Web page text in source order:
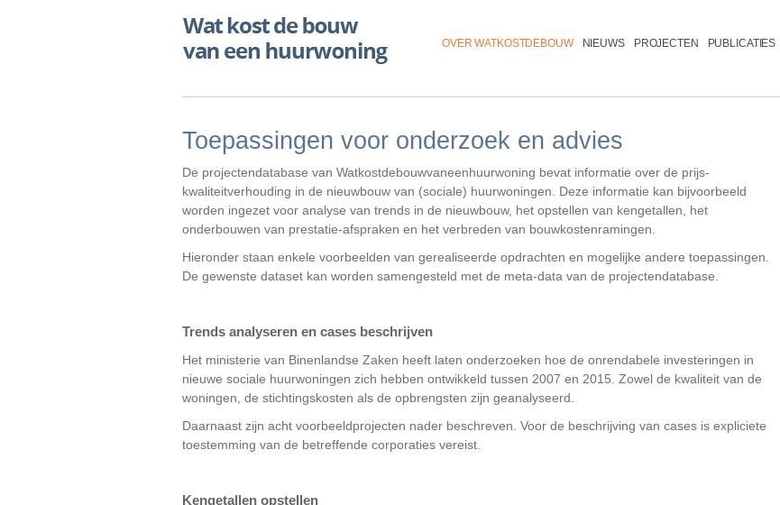
OVER WATKOSTDEBOUW NIEUWS PROJECTEN PUBLICATIES
Toepassingen voor onderzoek en advies
De projectendatabase van Watkostdebouwvaneenhuurwoning bevat informatie over de prijs-
kwaliteitverhouding in de nieuwbouw van (sociale) huurwoningen. Deze informatie kan bijvoorbeeld
worden ingezet voor analyse van trends in de nieuwbouw, het opstellen van kengetallen, het
onderbouwen van prestatie-afspraken en het verbreden van bouwkostenramingen.
Hieronder staan enkele voorbeelden van gerealiseerde opdrachten en mogelijke andere toepassingen.
De gewenste dataset kan worden samengesteld met de meta-data van de projectendatabase.
Trends analyseren en cases beschrijven
Het ministerie van Binenlandse Zaken heeft laten onderzoeken hoe de onrendabele investeringen in
nieuwe sociale huurwoningen zich hebben ontwikkeld tussen 2007 en 2015. Zowel de kwaliteit van de
woningen, de stichtingskosten als de opbrengsten zijn geanalyseerd.
Daarnaast zijn acht voorbeeldprojecten nader beschreven. Voor de beschrijving van cases is expliciete
toestemming van de betreffende corporaties vereist.
Kengetallen opstellen